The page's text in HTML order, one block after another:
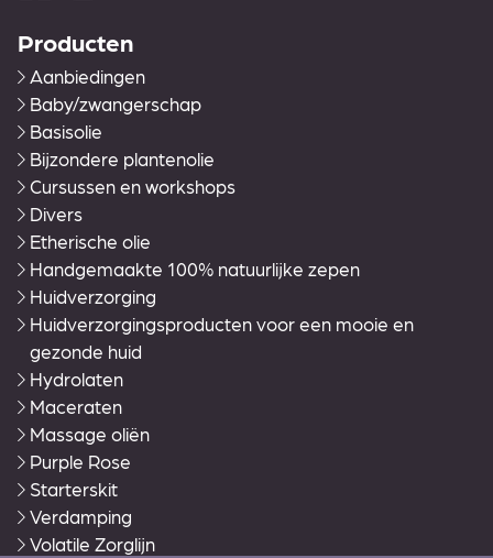
Producten
Aanbiedingen
Baby/zwangerschap
Basisolie
Bijzondere plantenolie
Cursussen en workshops
Divers
Etherische olie
Handgemaakte 100% natuurlijke zepen
Huidverzorging
Huidverzorgingsproducten voor een mooie en
gezonde huid
Hydrolaten
Maceraten
Massage oliën
Purple Rose
Starterskit
Verdamping
Volatile Zorglijn